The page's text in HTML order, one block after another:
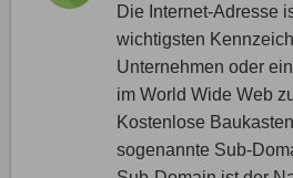
Die Internet-Adresse
wichtigsten
Unternehmen oder
im World Wide Web
Kostenlose
sogenannte Sub-